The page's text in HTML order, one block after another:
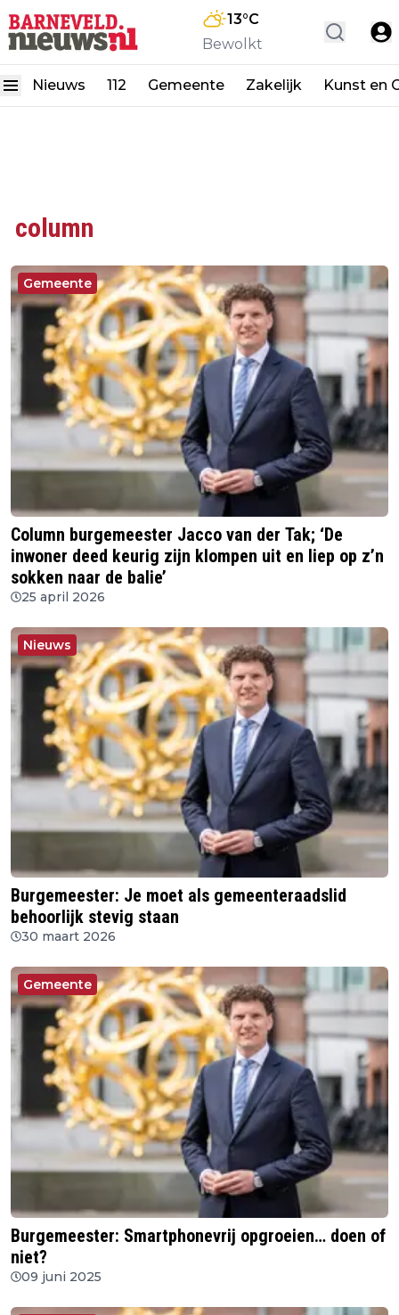
13°C
Bewolkt
Nieuws 112 Gemeente Zakelijk Kunst en
column
Gemeente
Column burgemeester Jacco van der Tak; ‘De
inwoner deed keurig zijn klompen uit en liep op z’n
sokken naar de balie’
25 april 2026
Nieuws
Burgemeester: Je moet als gemeenteraadslid
behoorlijk stevig staan
30 maart 2026
Gemeente
Burgemeester: Smartphonevrij opgroeien… doen of
niet?
09 juni 2025